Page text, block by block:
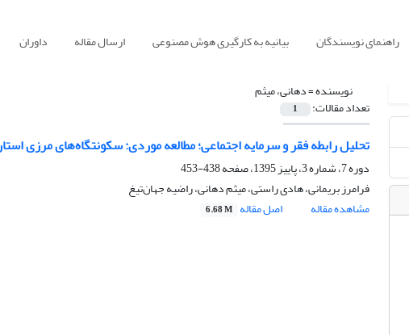
راهنمای نویسندگان بیانیه به کارگیری هوش مصنوعی ارسال مقاله داوران
نویسنده =دهانی، میثم
تعداد مقالات: 1
تحلیل رابطه‌ فقر و سرمایه اجتماعی؛ مطالعه موردی: سکونتگاه‌های مرزی
دوره 7، شماره 3، پاییز 1395، صفحه
438-453
فرامرز بریمانی، هادی راستی، میثم دهانی، راضیه جهان‌تیغ
مشاهده مقاله
اصل مقاله 6.68 M